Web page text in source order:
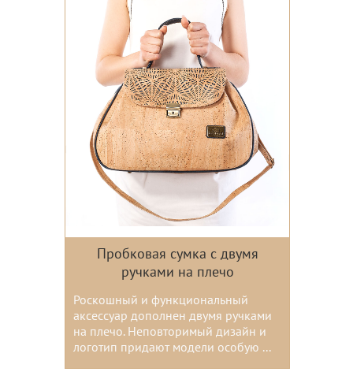
Пробковая сумка с двумя
ручками на плечо
Роскошный и функциональный
аксессуар дополнен двумя ручками
на плечо. Неповторимый дизайн и
логотип придают модели особую ...